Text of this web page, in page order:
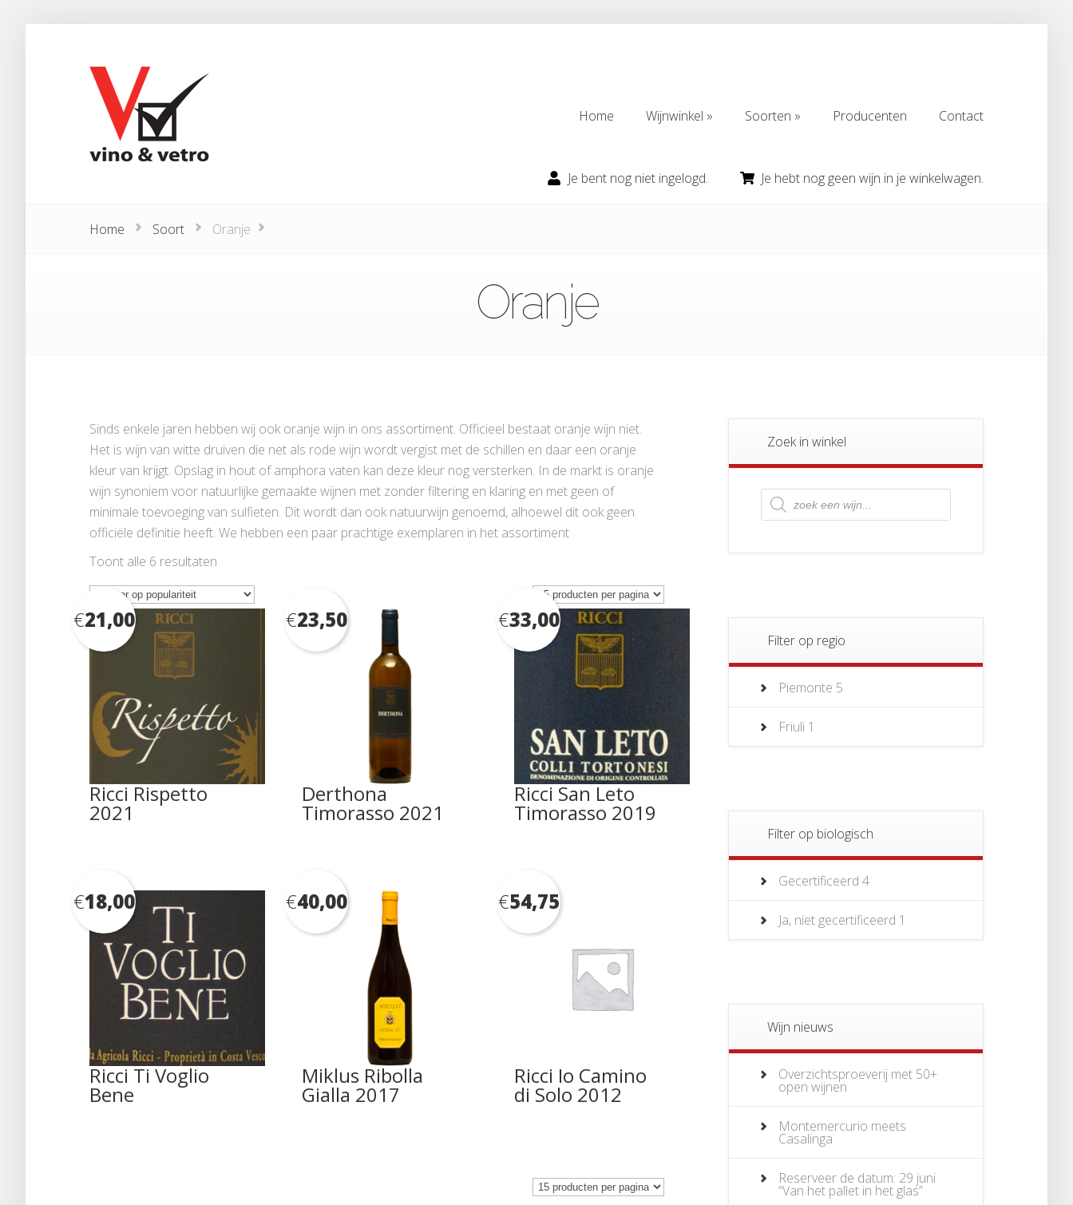
Home
Wijnwinkel
Soorten
Producenten
Contact
Je bent nog niet ingelogd.
Je hebt nog geen wijn in je winkelwagen.
Home Soort Oranje
Oranje
Sinds enkele jaren hebben wij ook oranje wijn in ons assortiment. Officieel bestaat oranje wijn niet.
Het is wijn van witte druiven die net als rode wijn wordt vergist met de schillen en daar een oranje
kleur van krijgt. Opslag in hout of amphora vaten kan deze kleur nog versterken. In de markt is oranje
wijn synoniem voor natuurlijke gemaakte wijnen met zonder filtering en klaring en met geen of
minimale toevoeging van sulfieten. Dit wordt dan ook natuurwijn genoemd, alhoewel dit ook geen
officiële definitie heeft. We hebben een paar prachtige exemplaren in het assortiment
Toont alle 6 resultaten
op
populariteit
Ricci Rispetto
2021
€21,00
Derthona
Timorasso 2021
€23,50
Ricci San Leto
Timorasso 2019
€33,00
Ricci Ti Voglio
Bene
€18,00
Miklus Ribolla
Gialla 2017
€40,00
Ricci Io Camino
di Solo 2012
€54,75
Zoek in winkel
Producten
zoeken
Filter op regio
Piemonte 5
Friuli 1
Filter op biologisch
Gecertificeerd 4
Ja, niet gecertificeerd 1
Wijn nieuws
Overzichtsproeverij met 50+
open wijnen
Montemercurio meets
Casalinga
Reserveer de datum: 29 juni
“Van het pallet in het glas”